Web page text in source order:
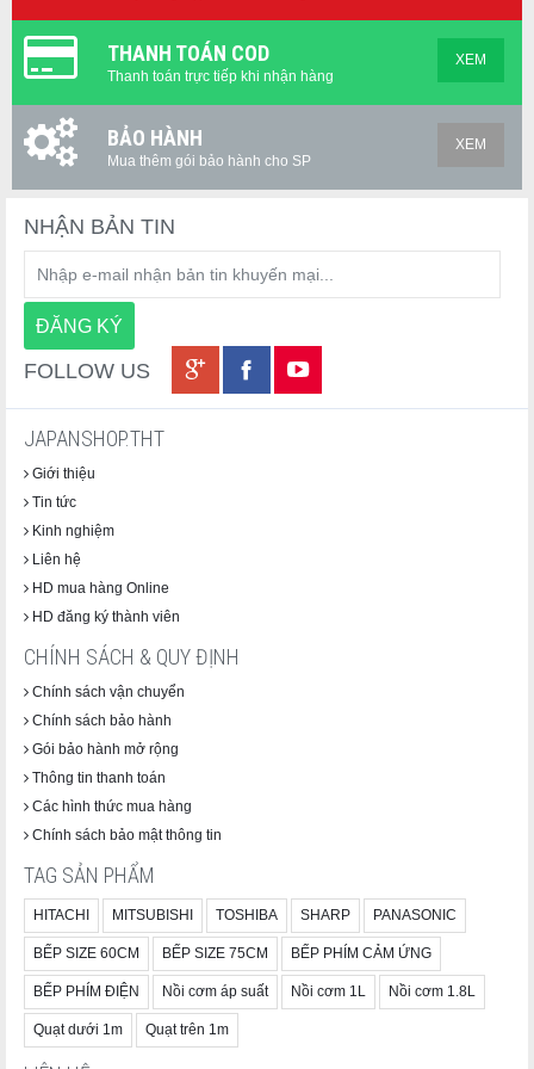
Vấn đề của cách này: nhiều nồi cơm nấu cơm để đông lạnh rồi
hâm lên lại bị nhão hoặc bết. Nguyên nhân là trong quá trình
nấu, cơm không giữ được cấu trúc hạt gạo đủ tốt để chịu được
chu kỳ đông-tan.
NW-JY18-BA có menu "Cơm Đông Lạnh" (冷凍ごはん) riêng
biệt: nấu ở áp suất 1.3 khí áp, nước được đẩy và khoá sâu vào
bằng lò vi sóng, cơm không bị bết, không bị nhão, hạt vẫn tách
rời và ráo hơn so với cơm đông lạnh nấu bằng nồi thông
thường.
Với gia đình bận rộn đang tìm giải pháp chuẩn bị cơm trước cho
cả tuần, đây là một trong những tính năng thực dụng nhất của
Bảo Ôn 40 Giờ – Cơm Ngon Từ Sáng Đến Tối
nhiệt độ chính xác và hạn chế tối đa lượng hơi nước thoát ra.
Kết quả là cơm giữ được độ ẩm và độ mềm trong vòng 40 giờ –
gần gấp đôi so với nhiều dòng nồi cơm thông thường chỉ giữ
ngon trong 12–15 giờ.
Ngoài chế độ bảo ôn tiêu chuẩn, người dùng còn có thể chọn
"không bảo ôn" (tiết kiệm điện khi biết sẽ không ăn trong thời
gian dài).
THANH TOÁN COD
Thanh toán trực tiếp khi nhận hàng
XEM
BẢO HÀNH
Mua thêm gói bảo hành cho SP
XEM
NHẬN BẢN TIN
FOLLOW US
JAPANSHOP.THT
Giới thiệu
Tin tức
Kinh nghiệm
Liên hệ
HD mua hàng Online
HD đăng ký thành viên
CHÍNH SÁCH & QUY ĐỊNH
Chính sách vận chuyển
Chính sách bảo hành
Gói bảo hành mở rộng
Thông tin thanh toán
Các hình thức mua hàng
Chính sách bảo mật thông tin
TAG SẢN PHẨM
HITACHI MITSUBISHI TOSHIBA SHARP PANASONIC
BẾP SIZE 60CM BẾP SIZE 75CM BẾP PHÍM CẢM ỨNG
BẾP PHÍM ĐIỆN Nồi cơm áp suất Nồi cơm 1L Nồi cơm 1.8L
Quạt dưới 1m Quạt trên 1m